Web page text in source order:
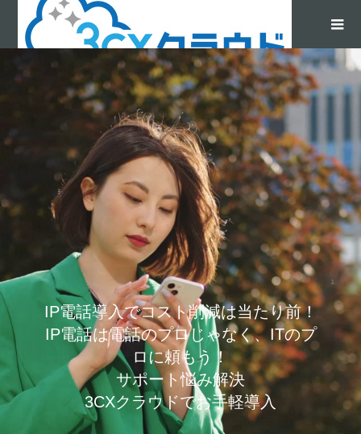
IP電話導入でコスト削減は当たり前！
IP電話は電話のプロじゃなく、ITのプ
ロに頼もう！
サポート悩み解決
3CXクラウドでお手軽導入